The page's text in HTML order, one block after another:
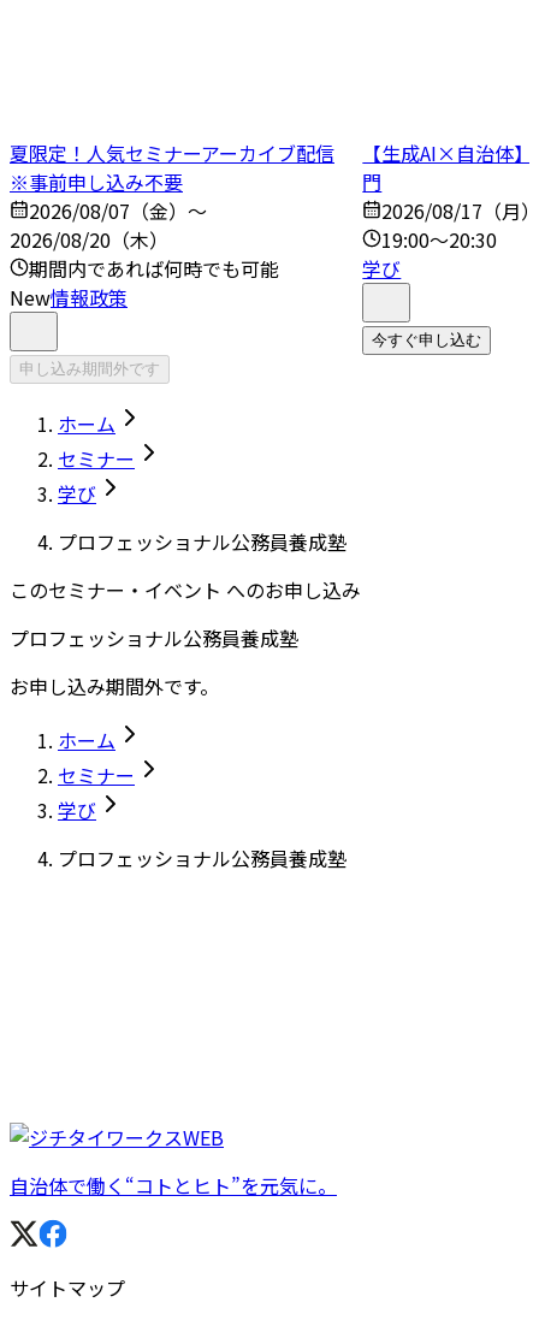
夏限定！人気セミナーアーカイブ配信
※事前申し込み不要
2026/08/07（金）～
2026/08/20（木）
期間内であれば何時でも可能
New情報政策
申し込み期間外です
【生成AI×自治体
門
2026/08/17（月
19:00～20:30
学び
今すぐ申し込む
ホーム
セミナー
学び
プロフェッショナル公務員養成塾
このセミナー・イベント へのお申し込み
プロフェッショナル公務員養成塾
お申し込み期間外です。
ホーム
セミナー
学び
プロフェッショナル公務員養成塾
自治体で働く“コトとヒト”を元気に。
サイトマップ